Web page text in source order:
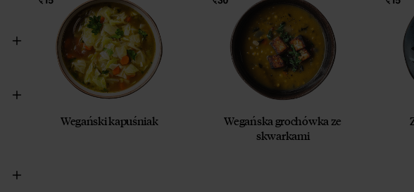
Wegański kapuśniak
Wegańska grochówka ze
skwarkami